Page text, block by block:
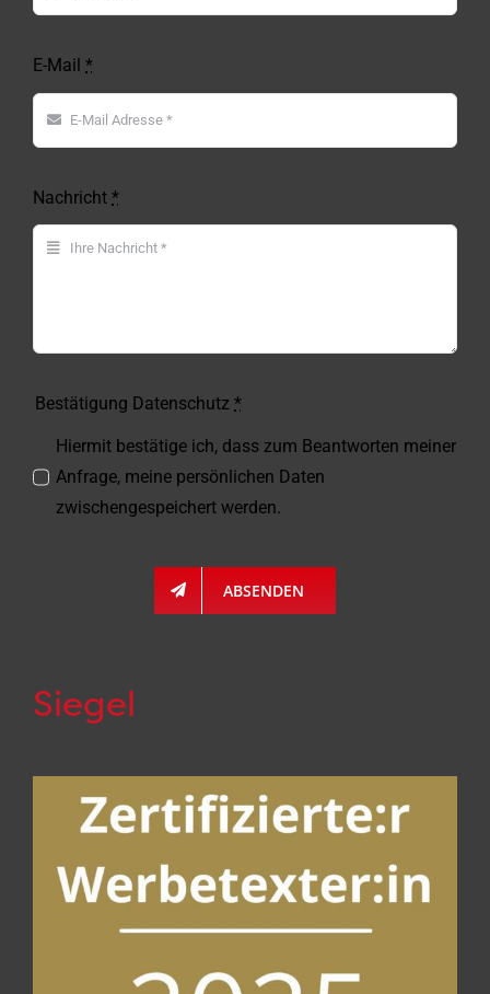
E-Mail *
Nachricht *
Bestätigung Datenschutz *
Hiermit bestätige ich, dass zum Beantworten meiner
Anfrage, meine persönlichen Daten
zwischengespeichert werden.
ABSENDEN
Siegel